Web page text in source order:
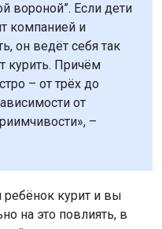
вороной”. Если дети
компанией и
он ведёт себя так
курить. Причём
– от трёх до
от
–
ребёнок курит и вы
на это повлиять, в